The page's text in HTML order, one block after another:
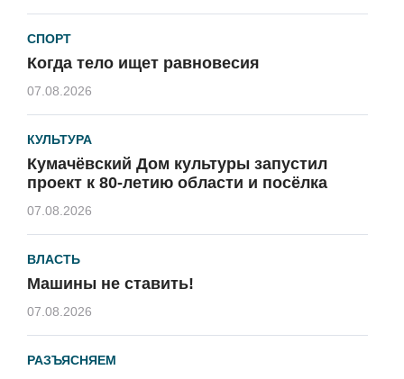
СПОРТ
Когда тело ищет равновесия
07.08.2026
КУЛЬТУРА
Кумачёвский Дом культуры запустил
проект к 80-летию области и посёлка
07.08.2026
ВЛАСТЬ
Машины не ставить!
07.08.2026
РАЗЪЯСНЯЕМ